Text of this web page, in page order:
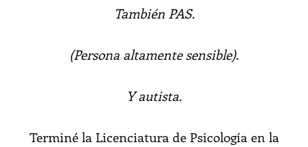
También PAS.
(Persona altamente sensible).
Y autista.
Terminé la Licenciatura de Psicología en la